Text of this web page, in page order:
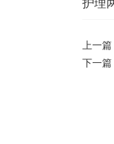
上一篇
下一篇